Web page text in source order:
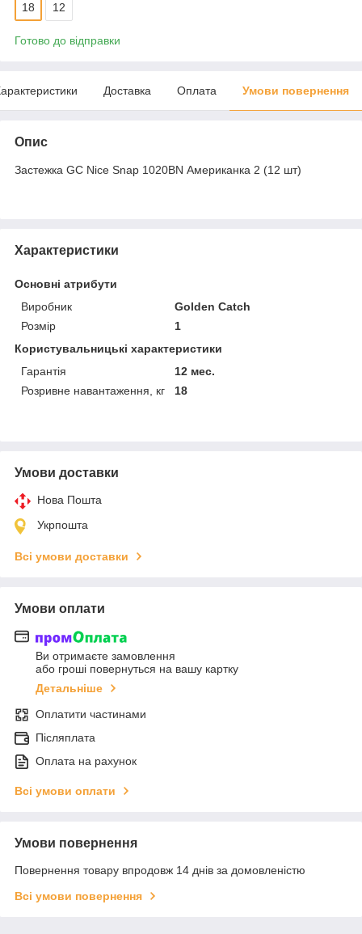
18 12
Готово до відправки
Доставка Оплата Умови повернення
Опис
Застежка GC Nice Snap 1020BN Американка 2 (12 шт)
Характеристики
Основні атрибути
Виробник
Golden Catch
Розмір
1
Користувальницькі характеристики
Гарантія
12 мес.
Розривне навантаження, кг
18
Умови доставки
Нова Пошта
Укрпошта
Всі умови доставки
Умови оплати
Ви отримаєте замовлення
або гроші повернуться на вашу картку
Детальніше
Оплатити частинами
Післяплата
Оплата на рахунок
Всі умови оплати
Умови повернення
Повернення товару впродовж 14 днів за домовленістю
Всі умови повернення